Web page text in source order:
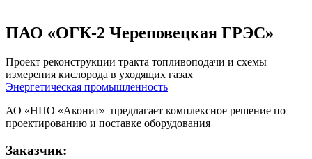
ПАО «ОГК-2 Череповецкая ГРЭС»
Проект реконструкции тракта топливоподачи и схемы
измерения кислорода в уходящих газах
Энергетическая промышленность
АО «НПО «Аконит» предлагает комплексное решение по
проектированию и поставке оборудования
Заказчик: